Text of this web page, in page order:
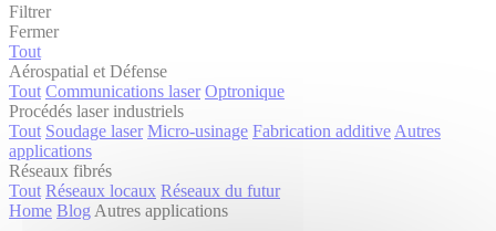
Filtrer
Fermer
Tout
Aérospatial et Défense
Tout Communications laser Optronique
Procédés laser industriels
Tout Soudage laser Micro-usinage Fabrication additive Autres
applications
Réseaux fibrés
Tout Réseaux locaux Réseaux du futur
Home Blog Autres applications